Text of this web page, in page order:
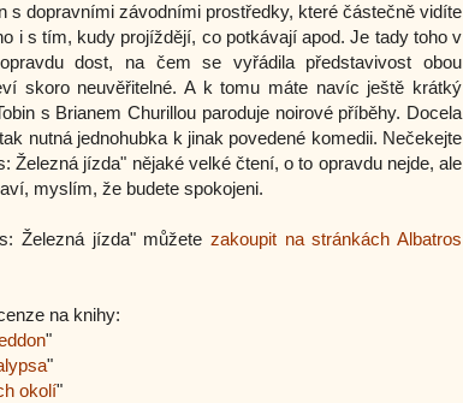
s dopravními závodními prostředky, které částečně vidíte
i s tím, kudy projíždějí, co potkávají apod. Je tady toho v
dost, na čem se vyřádila představivost obou
skoro neuvěřitelné. A k tomu máte navíc ještě krátký
s Brianem Churillou paroduje noirové příběhy. Docela
nutná jednohubka k jinak povedené komedii. Nečekejte
Železná jízda" nějaké velké čtení, o to opravdu nejde, ale
myslím, že budete spokojeni.
Železná jízda" můžete zakoupit na stránkách Albatros
na knihy:
"
"
okolí"